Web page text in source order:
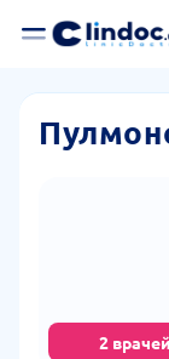
2 врачей